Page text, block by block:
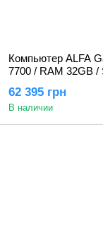
Компьютер ALFA
7700 / RAM 32GB /
62 395 грн
В наличии